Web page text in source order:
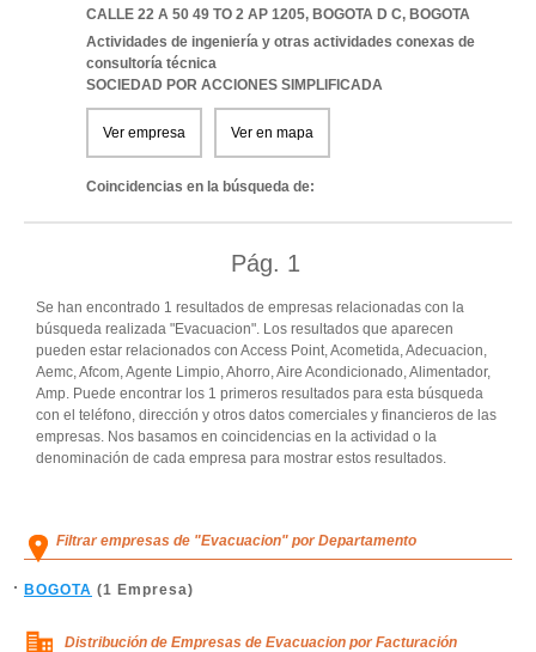
CALLE 22 A 50 49 TO 2 AP 1205, BOGOTA D C, BOGOTA
Actividades de ingeniería y otras actividades conexas de
consultoría técnica
SOCIEDAD POR ACCIONES SIMPLIFICADA
Ver empresa Ver en mapa
Coincidencias en la búsqueda de:
Pág. 1
Se han encontrado 1 resultados de empresas relacionadas con la
búsqueda realizada "Evacuacion". Los resultados que aparecen
pueden estar relacionados con Access Point, Acometida, Adecuacion,
Aemc, Afcom, Agente Limpio, Ahorro, Aire Acondicionado, Alimentador,
Amp. Puede encontrar los 1 primeros resultados para esta búsqueda
con el teléfono, dirección y otros datos comerciales y financieros de las
empresas. Nos basamos en coincidencias en la actividad o la
denominación de cada empresa para mostrar estos resultados.
Filtrar empresas de "Evacuacion" por Departamento
BOGOTA (1 Empresa)
Distribución de Empresas de Evacuacion por Facturación